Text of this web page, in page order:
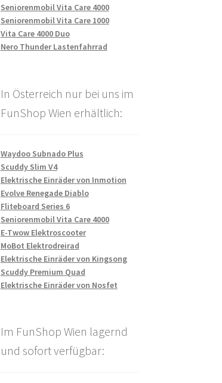
Seniorenmobil Vita Care 4000
Seniorenmobil Vita Care 1000
Vita Care 4000 Duo
Nero Thunder Lastenfahrrad
In Österreich nur bei uns im
FunShop Wien erhältlich:
Waydoo Subnado Plus
Scuddy Slim V4
Elektrische Einräder von Inmotion
Evolve Renegade Diablo
Fliteboard Series 6
Seniorenmobil Vita Care 4000
E-Twow Elektroscooter
MoBot Elektrodreirad
Elektrische Einräder von Kingsong
Scuddy Premium Quad
Elektrische Einräder von Nosfet
Im FunShop Wien lagernd
und sofort verfügbar: